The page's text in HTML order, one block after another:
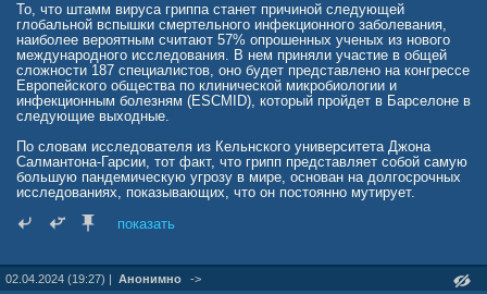
То, что штамм вируса гриппа станет причиной следующей
глобальной вспышки смертельного инфекционного заболевания,
наиболее вероятным считают 57% опрошенных ученых из нового
международного исследования. В нем приняли участие в общей
сложности 187 специалистов, оно будет представлено на конгрессе
Европейского общества по клинической микробиологии и
инфекционным болезням (ESCMID), который пройдет в Барселоне в
следующие выходные.
По словам исследователя из Кельнского университета Джона
Салмантона-Гарсии, тот факт, что грипп представляет собой самую
большую пандемическую угрозу в мире, основан на долгосрочных
исследованиях, показывающих, что он постоянно мутирует.
«Грипп появляется каждую зиму. Эти вспышки можно назвать
вирулентны. Но так не обязательно будет всегда», — отметил
Салмантон-Гарсия.
показать
02.04.2024 (19:27) | Анонимно ->